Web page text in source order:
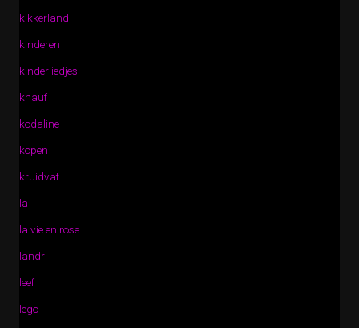
kikkerland
kinderen
kinderliedjes
knauf
kodaline
kopen
kruidvat
la
la vie en rose
landr
leef
lego